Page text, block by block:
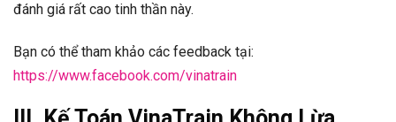
đánh giá rất cao tinh thần này.
Bạn có thể tham khảo các feedback tại:
https://www.facebook.com/vinatrain